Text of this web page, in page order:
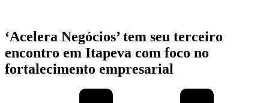
‘Acelera Negócios’ tem seu terceiro
encontro em Itapeva com foco no
fortalecimento empresarial